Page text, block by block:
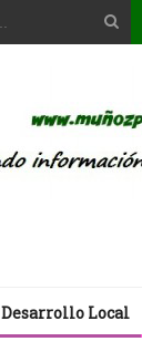
Desarrollo Local